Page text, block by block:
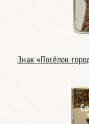
Знак «Посёлок